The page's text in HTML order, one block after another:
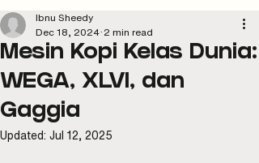
Mesin Kopi Kelas Dunia:
WEGA, XLVI, dan
Gaggia
Ibnu Sheedy
Dec 18, 2024 2 min read
Updated: Jul 12, 2025